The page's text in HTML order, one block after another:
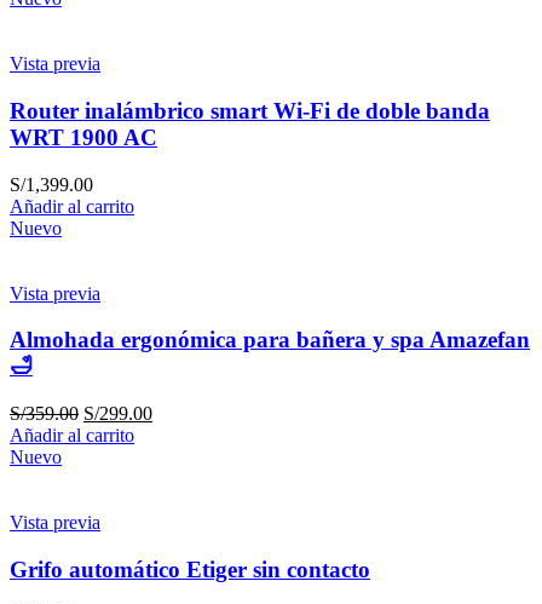
Vista previa
Router inalámbrico smart Wi-Fi de doble banda
WRT 1900 AC
S/1,399.00
Añadir al carrito
Nuevo
Vista previa
Almohada ergonómica para bañera y spa Amazefan
🛁
S/359.00 S/299.00
Añadir al carrito
Nuevo
Vista previa
Grifo automático Etiger sin contacto